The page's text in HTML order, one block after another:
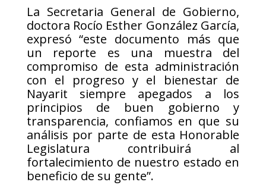
La Secretaria General de Gobierno,
doctora Rocío Esther González García,
expresó “este documento más que
un reporte es una muestra del
compromiso de esta administración
con el progreso y el bienestar de
Nayarit siempre apegados a los
principios de buen gobierno y
transparencia, confiamos en que su
análisis por parte de esta Honorable
Legislatura contribuirá al
fortalecimiento de nuestro estado en
beneficio de su gente”.